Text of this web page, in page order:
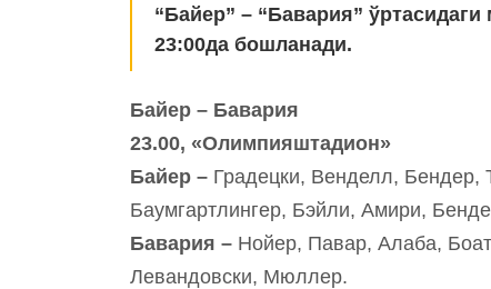
“Байер” – “Бавария”
23:00да бошланади.
Байер – Бавария
23.00, «Олимпияштадион»
Байер – Градецки, Венделл, Бендер,
Баумгартлингер, Бэйли, Амири,
Бавария – Нойер, Павар, Алаба,
Левандовски, Мюллер.